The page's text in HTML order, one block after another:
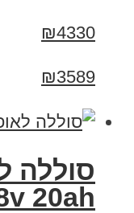
₪4330
₪3589
סוללה
20ah